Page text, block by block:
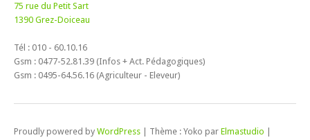
75 rue du Petit Sart
1390 Grez-Doiceau
Tél : 010 - 60.10.16
Gsm : 0477-52.81.39 (Infos + Act. Pédagogiques)
Gsm : 0495-64.56.16 (Agriculteur - Eleveur)
Proudly powered by WordPress Thème : Yoko par Elmastudio